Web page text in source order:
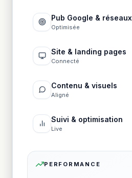
Pub Google & réseaux
Optimisée
Site & landing pages
Connecté
Contenu & visuels
Aligné
Suivi & optimisation
Live
PERFORMANCE